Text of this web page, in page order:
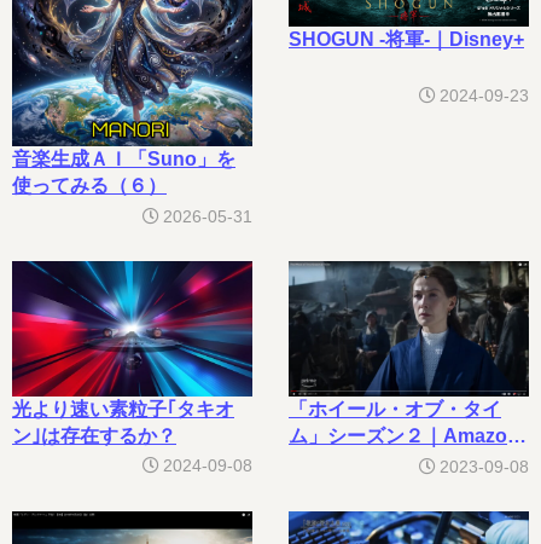
音楽生成ＡＩ「Suno」を
使ってみる（６）
2026-05-31
SHOGUN -将軍-｜Disney+
2024-09-23
光より速い素粒子｢タキオ
ン｣は存在するか？
2024-09-08
「ホイール・オブ・タイ
ム」シーズン２｜Amazon
2023-09-08